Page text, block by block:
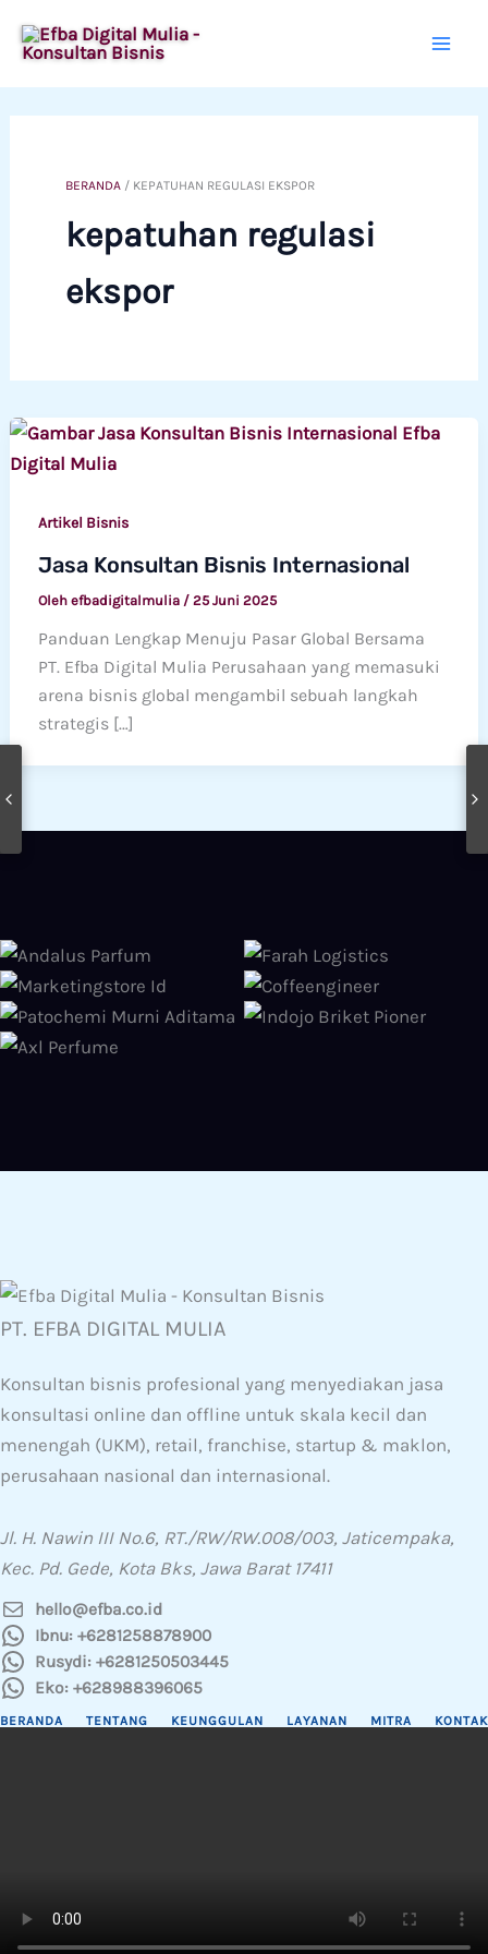
ke
BERANDA / KEPATUHAN REGULASI EKSPOR
kepatuhan regulasi
ekspor
Artikel Bisnis
Jasa Konsultan Bisnis Internasional
Oleh efbadigitalmulia / 25 Juni 2025
Panduan Lengkap Menuju Pasar Global Bersama
PT. Efba Digital Mulia Perusahaan yang memasuki
arena bisnis global mengambil sebuah langkah
strategis […]
PT. EFBA DIGITAL MULIA
Konsultan bisnis profesional yang menyediakan jasa
konsultasi online dan offline untuk skala kecil dan
menengah (UKM), retail, franchise, startup & maklon,
perusahaan nasional dan internasional.
Jl. H. Nawin III No.6, RT./RW/RW.008/003, Jaticempaka,
Kec. Pd. Gede, Kota Bks, Jawa Barat 17411
hello@efba.co.id
Ibnu: +6281258878900
Rusydi: +6281250503445
Eko: +628988396065
BERANDA TENTANG KEUNGGULAN LAYANAN MITRA KONTAK